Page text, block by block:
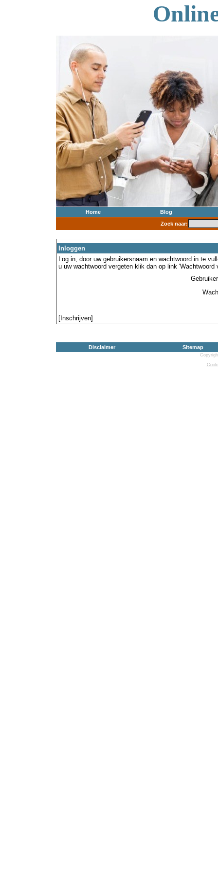
Home
Blog
Zoek naar:
Inloggen
Log in, door uw gebruikersnaam en wachtwoord in te
u uw wachtwoord vergeten klik dan op link 'Wachtwoord
[Inschrijven]
Disclaimer Sitemap